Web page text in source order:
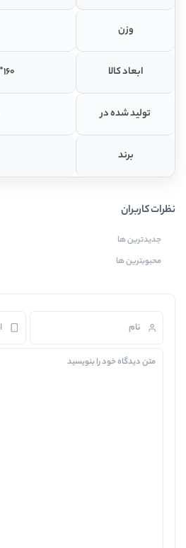
وزن
ابعاد کالا 160*160*50 میلی‌متر
تولید شده در
برند
نظرات کاربران
جدیدترین ها
محبوبترین ها